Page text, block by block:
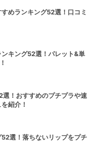
めランキング52選！口コミ
キング52選！パレット&単
！おすすめのプチプラや速
紹介！
選！落ちないリップをプチ